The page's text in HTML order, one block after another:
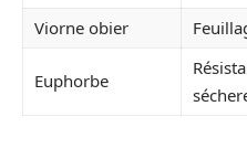
Viorne obier
Euphorbe